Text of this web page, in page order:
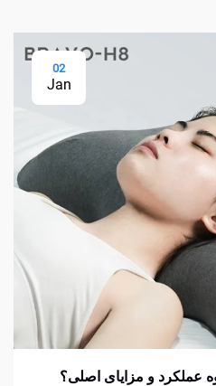
02
Jan
عملکرد و مزایای اصلی؟